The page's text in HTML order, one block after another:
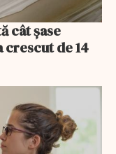
cât șase
crescut de 14